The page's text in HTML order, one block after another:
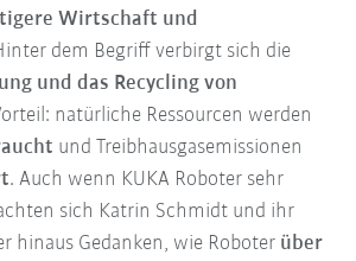
Wirtschaft und
dem Begriff verbirgt sich die
und das Recycling von
natürliche Ressourcen werden
und Treibhausgasemissionen
. Auch wenn KUKA Roboter sehr
sich Katrin Schmidt und ihr
hinaus Gedanken, wie Roboter über